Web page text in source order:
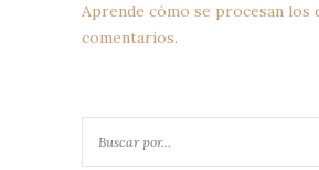
Aprende cómo se procesan los
comentarios.